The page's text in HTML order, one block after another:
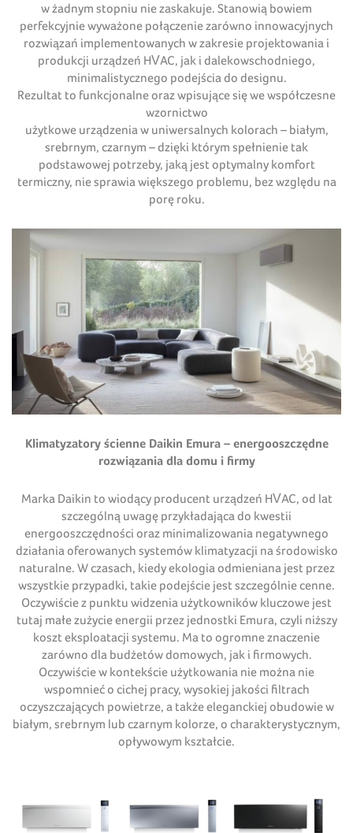
w żadnym stopniu nie zaskakuje. Stanowią bowiem
perfekcyjnie wyważone połączenie zarówno innowacyjnych
rozwiązań implementowanych w zakresie projektowania i
produkcji urządzeń HVAC, jak i dalekowschodniego,
minimalistycznego podejścia do designu.
Rezultat to funkcjonalne oraz wpisujące się we współczesne
wzornictwo
użytkowe urządzenia w uniwersalnych kolorach – białym,
srebrnym, czarnym – dzięki którym spełnienie tak
podstawowej potrzeby, jaką jest optymalny komfort
termiczny, nie sprawia większego problemu, bez względu na
porę roku.
Klimatyzatory ścienne Daikin Emura – energooszczędne
rozwiązania dla domu i firmy
Marka Daikin to wiodący producent urządzeń HVAC, od lat
szczególną uwagę przykładająca do kwestii
energooszczędności oraz minimalizowania negatywnego
działania oferowanych systemów klimatyzacji na środowisko
naturalne. W czasach, kiedy ekologia odmieniana jest przez
wszystkie przypadki, takie podejście jest szczególnie cenne.
Oczywiście z punktu widzenia użytkowników kluczowe jest
tutaj małe zużycie energii przez jednostki Emura, czyli niższy
koszt eksploatacji systemu. Ma to ogromne znaczenie
zarówno dla budżetów domowych, jak i firmowych.
Oczywiście w kontekście użytkowania nie można nie
wspomnieć o cichej pracy, wysokiej jakości filtrach
oczyszczających powietrze, a także eleganckiej obudowie w
białym, srebrnym lub czarnym kolorze, o charakterystycznym,
opływowym kształcie.